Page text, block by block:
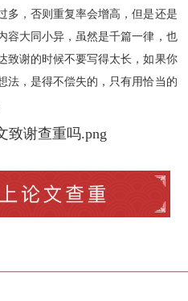
多，否则重复率会增高，但是还是
容大同小异，虽然是千篇一律，也
致谢的时候不要写得太长，如果你
法，是得不偿失的，只有用恰当的